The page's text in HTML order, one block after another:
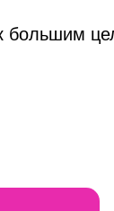
большим